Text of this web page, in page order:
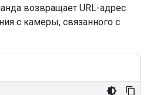
возвращает URL-адрес
с камеры, связанного с